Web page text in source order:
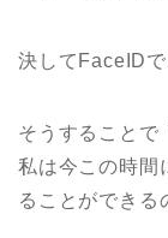
決してFaceIDで
そうすることで
私は今この時間
ることができる